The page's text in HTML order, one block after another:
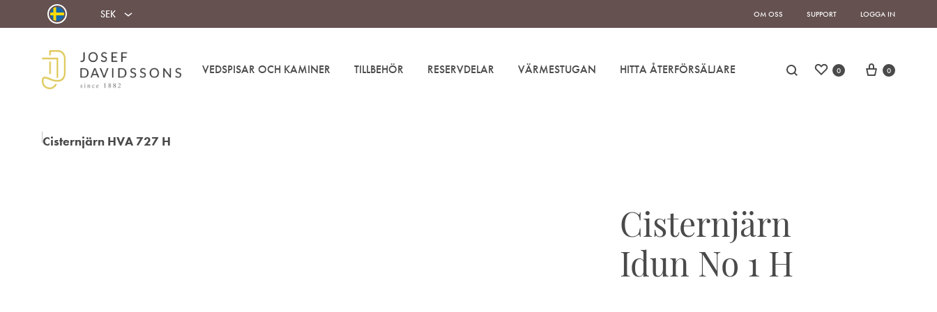
SEK OM OSS SUPPORT LOGGA IN
AB
i
VEDSPISAR OCH KAMINER TILLBEHÖR RESERVDELAR VÄRMESTUGAN HITTA ÅTERFÖRSÄLJARE Sök Önskelista
0 Cart
0
Cisternjärn
Idun No 1 H